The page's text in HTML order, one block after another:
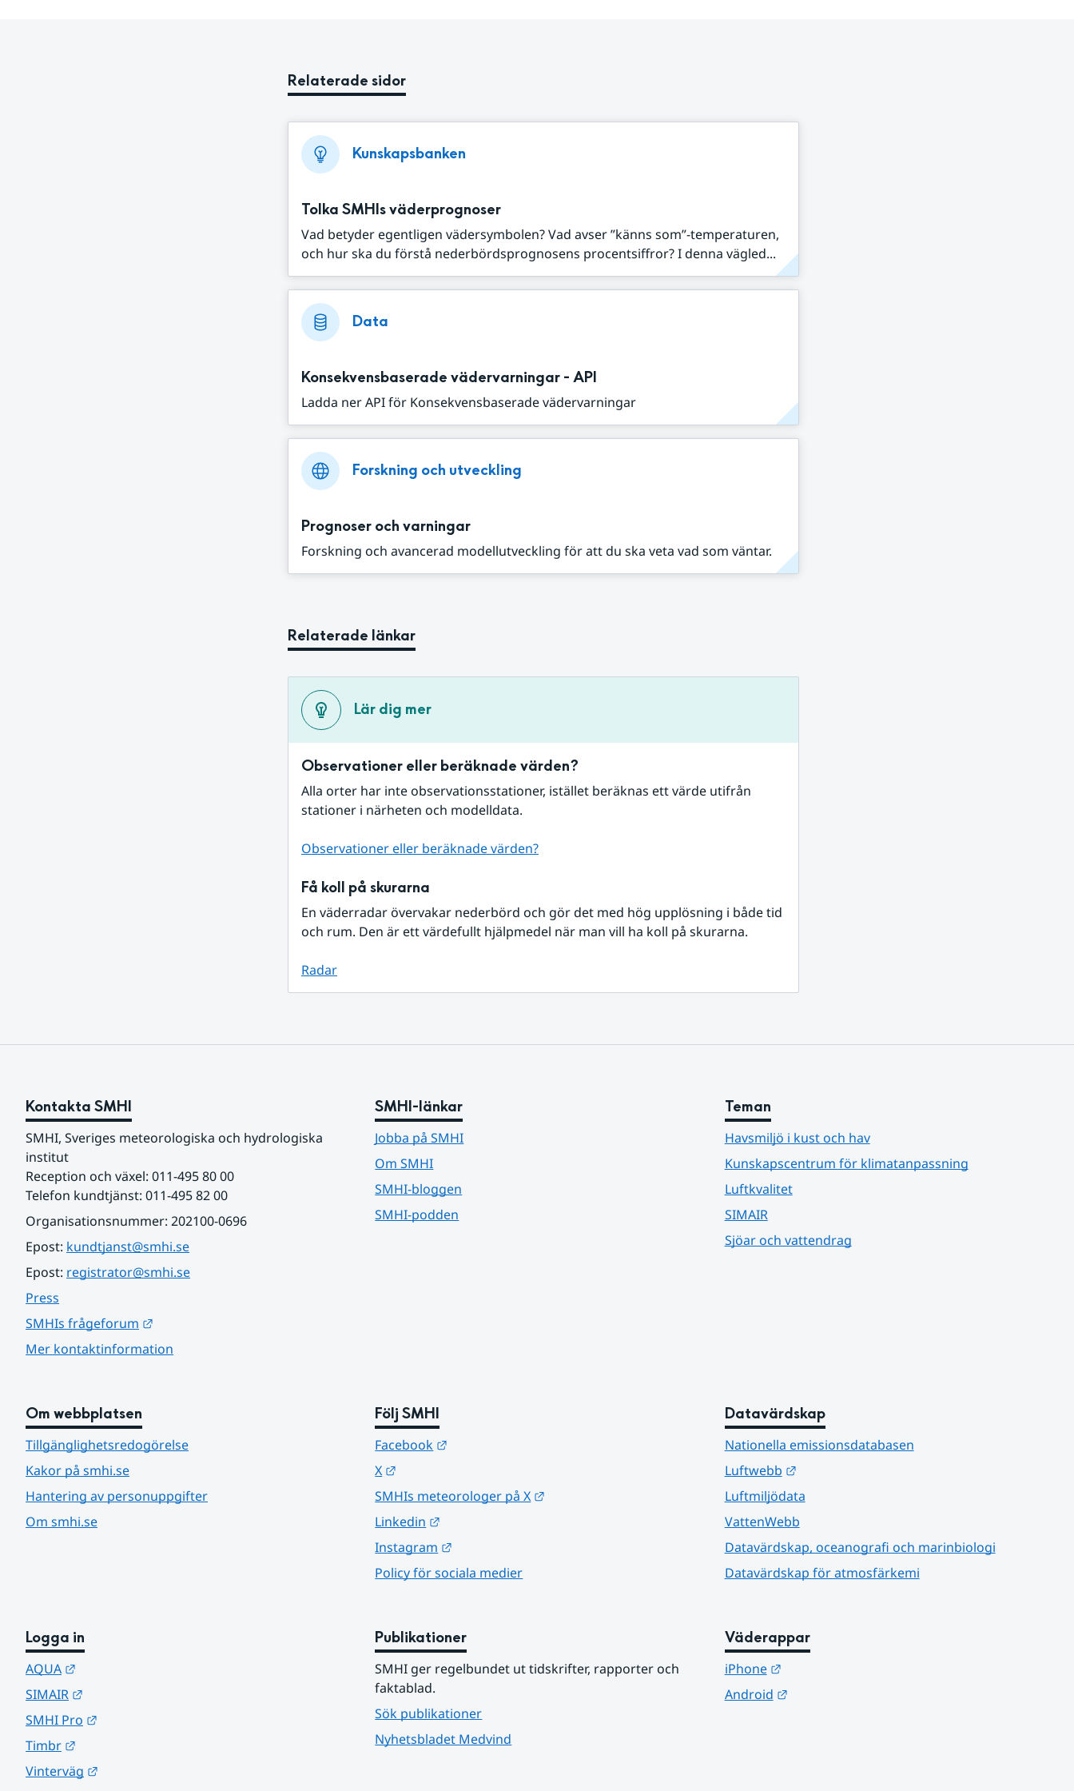
Relaterade sidor
Kunskapsbanken
Tolka SMHIs väderprognoser
Vad betyder egentligen vädersymbolen? Vad avser ”känns som”-temperaturen,
och hur ska du förstå nederbördsprognosens procentsiffror? I denna vägled...
Data
Konsekvensbaserade vädervarningar - API
Ladda ner API för Konsekvensbaserade vädervarningar
Forskning och utveckling
Prognoser och varningar
Forskning och avancerad modellutveckling för att du ska veta vad som väntar.
Relaterade länkar
Lär dig mer
Observationer eller beräknade värden?
Alla orter har inte observationsstationer, istället beräknas ett värde utifrån
stationer i närheten och modelldata.
Observationer eller beräknade värden?
Få koll på skurarna
En väderradar övervakar nederbörd och gör det med hög upplösning i både tid
och rum. Den är ett värdefullt hjälpmedel när man vill ha koll på skurarna.
Radar
Kontakta SMHI
SMHI, Sveriges meteorologiska och hydrologiska
institut
Reception och växel: 011-495 80 00
Telefon kundtjänst: 011-495 82 00
Organisationsnummer: 202100-0696
Epost: kundtjanst@smhi.se
Epost: registrator@smhi.se
Press
SMHIs frågeforum
Mer kontaktinformation
SMHI-länkar
Jobba på SMHI
Om SMHI
SMHI-bloggen
SMHI-podden
Teman
Havsmiljö i kust och hav
Kunskapscentrum för klimatanpassning
Luftkvalitet
SIMAIR
Sjöar och vattendrag
Om webbplatsen
Tillgänglighetsredogörelse
Kakor på smhi.se
Hantering av personuppgifter
Om smhi.se
Följ SMHI
Facebook
X
SMHIs meteorologer på X
Linkedin
Instagram
Policy för sociala medier
Datavärdskap
Nationella emissionsdatabasen
Luftwebb
Länk till annan webbplats.
Luftmiljödata
VattenWebb
Datavärdskap, oceanografi och marinbiologi
Datavärdskap för atmosfärkemi
Logga in
AQUA
SIMAIR
SMHI Pro
Timbr
Vinterväg
Publikationer
SMHI ger regelbundet ut tidskrifter, rapporter och
faktablad.
Sök publikationer
Nyhetsbladet Medvind
Väderappar
iPhone
Länk till annan webbplats.
Android
Länk till annan webbplats.